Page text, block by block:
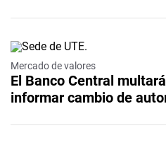
Mercado de valores
El Banco Central
informar cambio de